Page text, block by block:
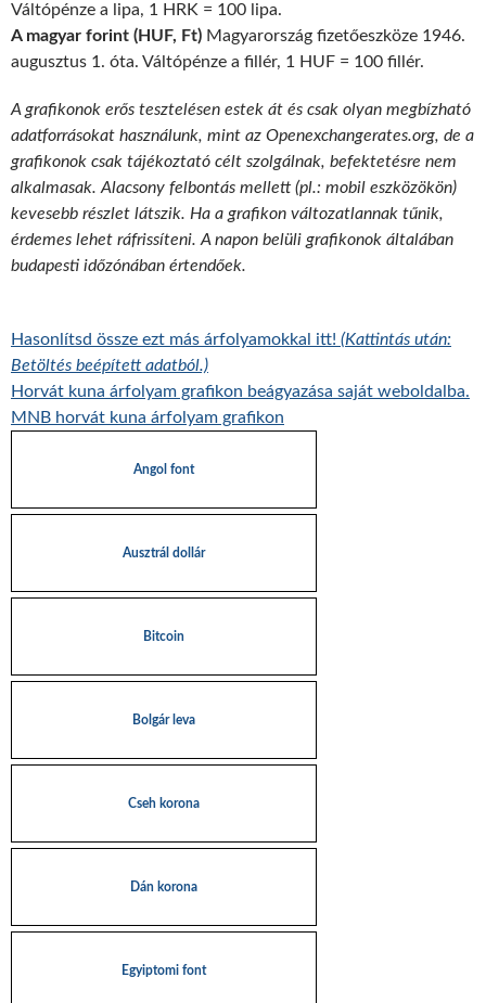
Váltópénze a lipa, 1 HRK = 100 lipa.
A magyar forint (HUF, Ft) Magyarország fizetőeszköze 1946.
augusztus 1. óta. Váltópénze a fillér, 1 HUF = 100 fillér.
A grafikonok erős tesztelésen estek át és csak olyan megbízható
adatforrásokat használunk, mint az Openexchangerates.org, de a
grafikonok csak tájékoztató célt szolgálnak, befektetésre nem
alkalmasak. Alacsony felbontás mellett (pl.: mobil eszközökön)
kevesebb részlet látszik. Ha a grafikon változatlannak tűnik,
érdemes lehet ráfrissíteni. A napon belüli grafikonok általában
budapesti időzónában értendőek.
Hasonlítsd össze ezt más árfolyamokkal itt! (Kattintás után:
Betöltés beépített adatból.)
Horvát kuna árfolyam grafikon beágyazása saját weboldalba.
MNB horvát kuna árfolyam grafikon
Angol font
Ausztrál dollár
Bitcoin
Bolgár leva
Cseh korona
Dán korona
Egyiptomi font